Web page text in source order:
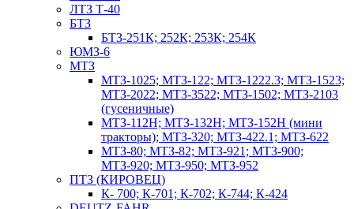
ЛТЗ Т-40
БТЗ
БТЗ-251К; 252К; 253К; 254К
ЮМЗ-6
МТЗ
МТЗ-1025; МТЗ-122; МТЗ-1222.3; МТЗ-1523;
МТЗ-2022; МТЗ-3522; МТЗ-1502; МТЗ-2103
(гусеничные)
МТЗ-112Н; МТЗ-132Н; МТЗ-152Н (мини
тракторы); МТЗ-320; МТЗ-422.1; МТЗ-622
МТЗ-80; МТЗ-82; МТЗ-921; МТЗ-900;
МТЗ-920; МТЗ-950; МТЗ-952
ПТЗ (КИРОВЕЦ)
К- 700; К-701; К-702; К-744; К-424